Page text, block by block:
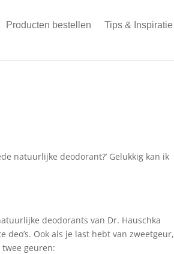
Producten bestellen Tips & Inspiratie
natuurlijke deodorant?’ Gelukkig kan ik
deodorants van Dr. Hauschka
deo’s. Ook als je last hebt van zweetgeur,
geuren: